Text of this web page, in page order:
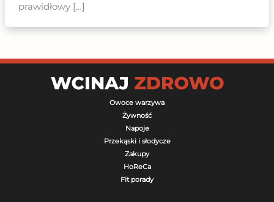
prawidłowy […]
Owoce warzywa
Żywność
Napoje
Przekąski i słodycze
Zakupy
HoReCa
Fit porady